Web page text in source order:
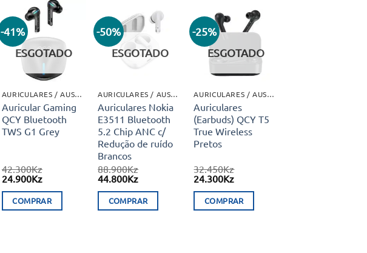
-41%
Adicionar
aos meus
desejos
ESGOTADO
AURICULARES / AUSCULTADORES
Auricular Gaming
QCY Bluetooth
TWS G1 Grey
42.300Kz
O
original
era:
24.900KzO
atual
é:
COMPRAR
-50%
Adicionar
aos meus
desejos
ESGOTADO
AURICULARES / AUSCULTADORES
Auriculares Nokia
E3511 Bluetooth
5.2 Chip ANC c/
Redução de ruído
Brancos
88.900Kz
O
original
era:
44.800KzO
atual
é:
COMPRAR
-25%
Adicionar
desejos
ESGOTADO
AURICULARES / AUSCULTADORES
Auriculares
(Earbuds) QCY T5
True Wireless
Pretos
32.450Kz
O
original
era:
24.300KzO
atual
é:
COMPRAR